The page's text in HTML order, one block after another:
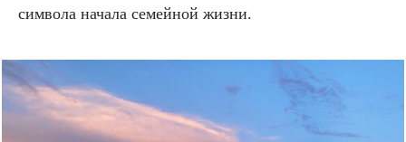
символа начала семейной жизни.